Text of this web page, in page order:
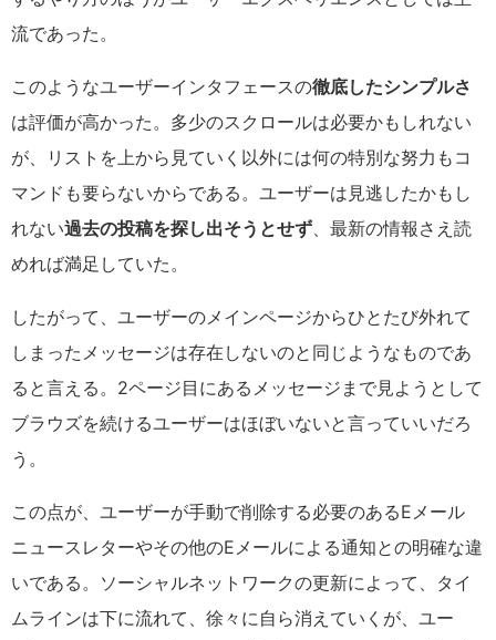
流であった。
このようなユーザーインタフェースの徹底したシンプルさ
は評価が高かった。多少のスクロールは必要かもしれない
が、リストを上から見ていく以外には何の特別な努力もコ
マンドも要らないからである。ユーザーは見逃したかもし
れない過去の投稿を探し出そうとせず、最新の情報さえ読
めれば満足していた。
したがって、ユーザーのメインページからひとたび外れて
しまったメッセージは存在しないのと同じようなものであ
ると言える。2ページ目にあるメッセージまで見ようとして
ブラウズを続けるユーザーはほぼいないと言っていいだろ
う。
この点が、ユーザーが手動で削除する必要のあるEメール
ニュースレターやその他のEメールによる通知との明確な違
いである。ソーシャルネットワークの更新によって、タイ
ムラインは下に流れて、徐々に自ら消えていくが、ユー